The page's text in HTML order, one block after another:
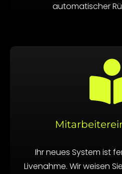
automatischer
Ihr neues System ist
Livenahme. Wir weisen